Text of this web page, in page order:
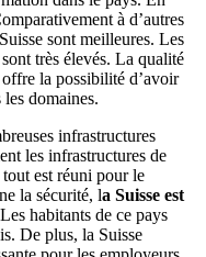
à d’autres
sont meilleures. Les
très élevés. La qualité
la possibilité d’avoir
domaines.
infrastructures
les infrastructures de
est réuni pour le
la sécurité, la Suisse est
habitants de ce pays
De plus, la Suisse